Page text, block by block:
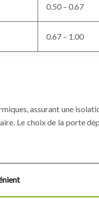
0.50 – 0.67
0.67 – 1.00
assurant une
Le choix de la porte